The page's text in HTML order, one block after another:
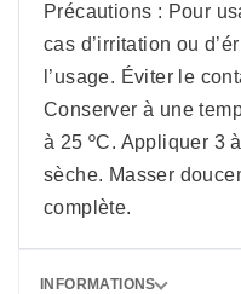
Précautions : Pour
cas d’irritation ou
l’usage. Éviter le
Conserver à une
à 25 ºC. Appliquer 3
sèche. Masser
complète.
INFORMATIONS